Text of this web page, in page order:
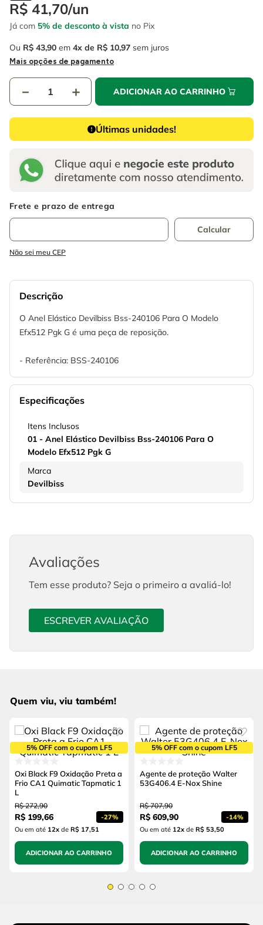
R$ 41,70/un
Já com 5% de desconto à vista no Pix
Ou R$ 43,90 em 4 R$ 10,97 sem juros
Mais opções de pagamento
＋
－ ADICIONAR AO CARRINHO
Últimas unidades!
Não sei meu CEP
Descrição
O Anel Elástico Devilbiss Bss-240106 Para O Modelo
Efx512 Pgk G é uma peça de reposição.
- Referência: BSS-240106
Especificações
Itens Inclusos
01 - Anel Elástico Devilbiss Bss-240106 Para O
Modelo Efx512 Pgk G
Marca
Devilbiss
Avaliações
Tem esse produto? Seja o primeiro a avaliá-lo!
ESCREVER AVALIAÇÃO
Quem viu, viu também!
5% OFF com o cupom LF5
Oxi Black F9 Oxidação Preta a
Frio CA1 Quimatic Tapmatic 1
L
R$ 272,90
R$ 199,66 -27%
Ou em até 12x de R$ 17,51
ADICIONAR AO CARRINHO
5% OFF com o cupom LF5
Agente de proteção Walter
53G406.4 E-Nox Shine
R$ 707,90
R$ 609,90 -14%
Ou em até 12x de R$ 53,50
ADICIONAR AO CARRINHO
6
7º chave impacto
8º disco corte
serra copo
º escada
º serra circular
º fio
disco corte
º cabo flexivel
10º serra copo